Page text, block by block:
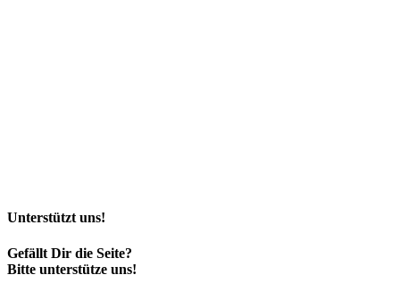
Unterstützt uns!
Gefällt Dir die Seite?
Bitte unterstütze uns!